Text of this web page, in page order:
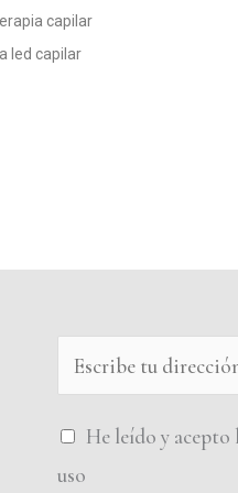
capilar
led capilar
m
a
i
P
o
He leído y
uso